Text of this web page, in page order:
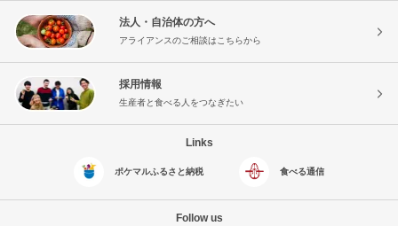
法人・自治体の方へ
アライアンスのご相談はこちらから
採用情報
生産者と食べる人をつなぎたい
Links
ポケマルふるさと納税 食べる通信
Follow us